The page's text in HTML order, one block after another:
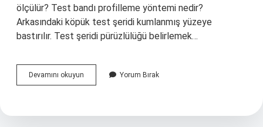
ölçülür? Test bandı profilleme yöntemi nedir?
Arkasındaki köpük test şeridi kumlanmış yüzeye
bastırılır. Test şeridi pürüzlülüğü belirlemek…
Devamını okuyun
Pürüzlülük
Çalışır
Yorum Bırak